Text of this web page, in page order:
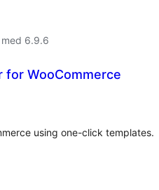
6.9.6
for WooCommerce
using one-click templates.